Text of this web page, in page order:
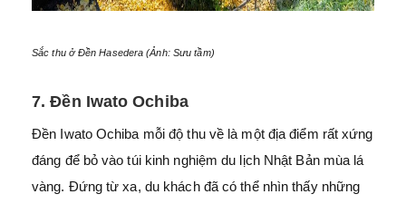
Sắc thu ở Đền Hasedera (Ảnh: Sưu tầm)
7. Đền Iwato Ochiba
Đền Iwato Ochiba mỗi độ thu về là một địa điểm rất xứng
đáng để bỏ vào túi kinh nghiệm du lịch Nhật Bản mùa lá
vàng. Đứng từ xa, du khách đã có thể nhìn thấy những